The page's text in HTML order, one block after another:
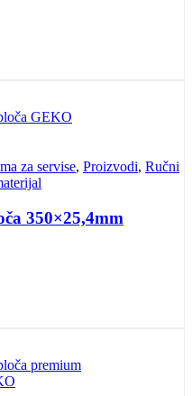
za servise, Proizvodi, Ručni
350×25,4mm